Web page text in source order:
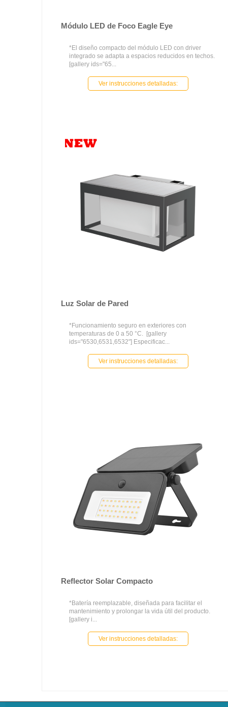
Módulo LED de Foco Eagle Eye
*El diseño compacto del módulo LED con driver
integrado se adapta a espacios reducidos en techos.
[gallery ids="65...
Ver instrucciones detalladas:
Luz Solar de Pared
*Funcionamiento seguro en exteriores con
temperaturas de 0 a 50 °C. [gallery
ids="6530,6531,6532"] Especificac...
Ver instrucciones detalladas:
Reflector Solar Compacto
*Batería reemplazable, diseñada para facilitar el
mantenimiento y prolongar la vida útil del producto.
[gallery i...
Ver instrucciones detalladas: